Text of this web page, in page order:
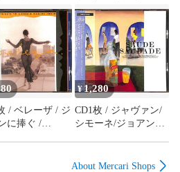
レッド・アス
か / サント
スト(ヴォーカ
D00183054
ラ/スコット・ジョブ
リンほか / オリジナ
ル・サウンドトラッ
ク・ベスト23(インス
トゥルメンタル編)
/ ベレーザ / ジ
に捧ぐ /
¥1,280
CD1枚 / ジャヴァン/
シモーネ/ジョアン・
D00183037
About Mercari Shops